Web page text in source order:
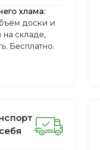
хлама:
доски и
на складе,
Бесплатно.